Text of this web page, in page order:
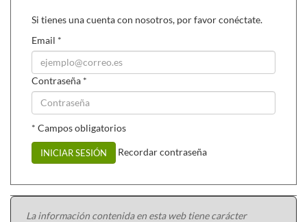
Si tienes una cuenta con nosotros, por favor conéctate.
Email *
Contraseña *
* Campos obligatorios
INICIAR SESIÓN Recordar contraseña
La información contenida en esta web tiene carácter